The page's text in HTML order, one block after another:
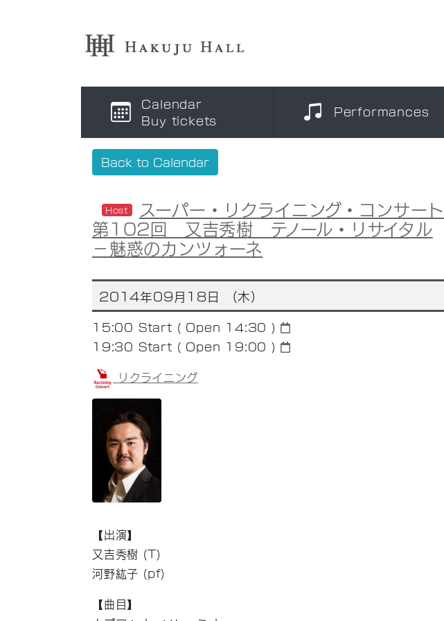
Calendar
Buy tickets
Performances
Back to Calendar
Host スーパー・リクライニング・コンサート
第102回 又吉秀樹 テノール・リサイタル
－魅惑のカンツォーネ
2014年09月18日 （木）
15:00 Start ( Open 14:30 )
19:30 Start ( Open 19:00 )
リクライニング
【出演】
又吉秀樹 (T)
河野紘子 (pf)
【曲目】